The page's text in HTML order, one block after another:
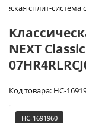
сплит-система
NEXT
Код товара: НС-
НС-1691960